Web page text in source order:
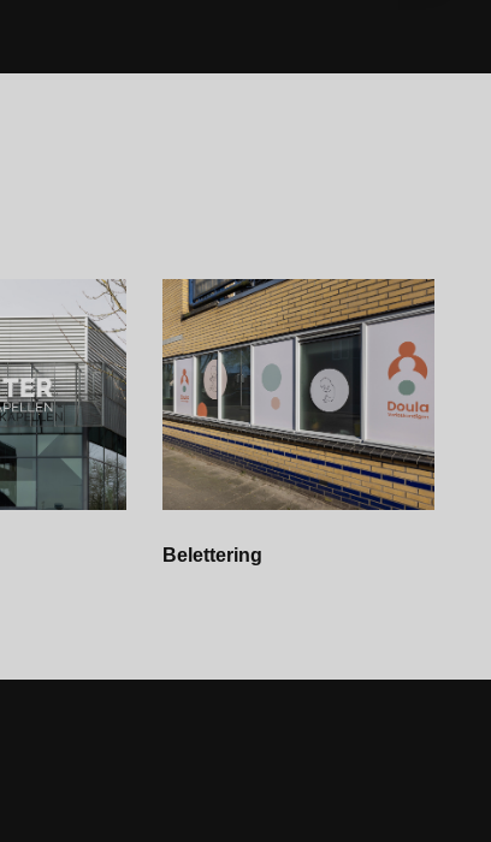
Belettering